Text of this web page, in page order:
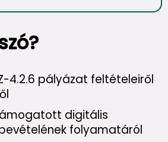
4.2.6 pályázat feltételeiről
digitális
folyamatáról